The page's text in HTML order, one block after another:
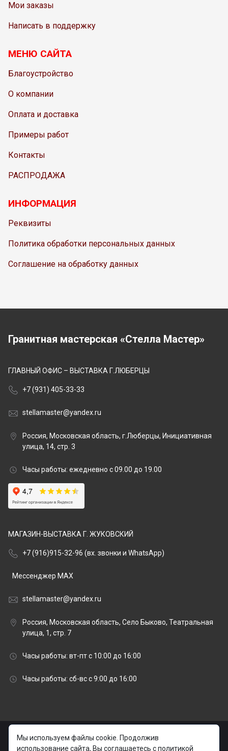
Мои заказы
Написать в поддержку
МЕНЮ САЙТА
Благоустройство
О компании
Оплата и доставка
Примеры работ
Контакты
РАСПРОДАЖА
ИНФОРМАЦИЯ
Реквизиты
Политика обработки персональных данных
Соглашение на обработку данных
Гранитная мастерская «Стелла Мастер»
ГЛАВНЫЙ ОФИС – ВЫСТАВКА Г.ЛЮБЕРЦЫ
+7 (931) 405-33-33
stellamaster@yandex.ru
Россия, Московская область, г.Люберцы, Инициативная
улица, 14, стр. 3
Часы работы: ежедневно с 09.00 до 19.00
МАГАЗИН-ВЫСТАВКА Г. ЖУКОВСКИЙ
+7 (916)915-32-96 (вх. звонки и WhatsApp)
Мессенджер MAX
stellamaster@yandex.ru
Россия, Московская область, Село Быково, Театральная
улица, 1, стр. 7
Часы работы: вт-пт с 10:00 до 16:00
Часы работы: сб-вс с 9:00 до 16:00
© 2026 stellamaster.ru | «Стелла Мастер» Гранитная
мастерская |
Мы используем файлы cookie. Продолжив
использование сайта, Вы соглашаетесь с политикой